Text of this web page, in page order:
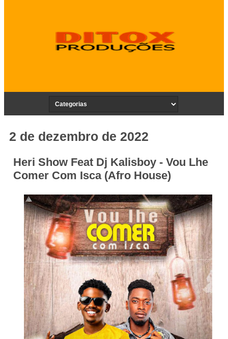
2 de dezembro de 2022
Heri Show Feat Dj Kalisboy - Vou Lhe
Comer Com Isca (Afro House)